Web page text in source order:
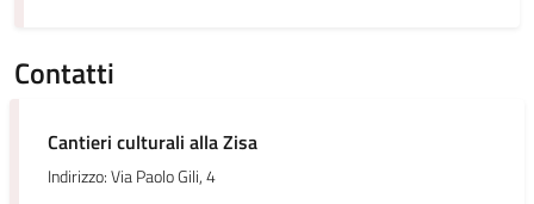
Contatti
Cantieri culturali alla Zisa
Indirizzo: Via Paolo Gili, 4